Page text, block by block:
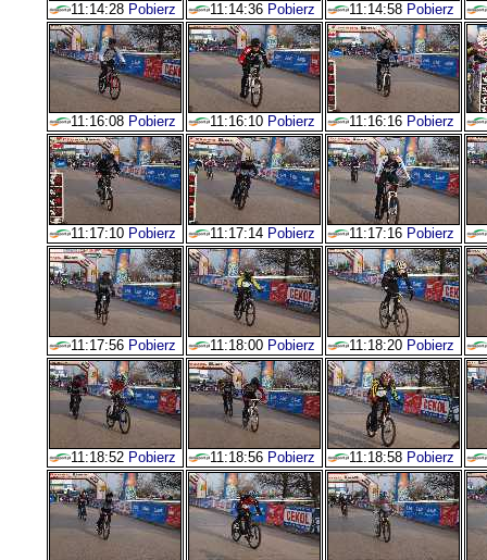
11:14:28 Pobierz 11:14:36 Pobierz 11:14:58 Pobierz
11:16:08 Pobierz 11:16:10 Pobierz 11:16:16 Pobierz
11:17:10 Pobierz 11:17:14 Pobierz 11:17:16 Pobierz
11:17:56 Pobierz 11:18:00 Pobierz 11:18:20 Pobierz
11:18:52 Pobierz 11:18:56 Pobierz 11:18:58 Pobierz